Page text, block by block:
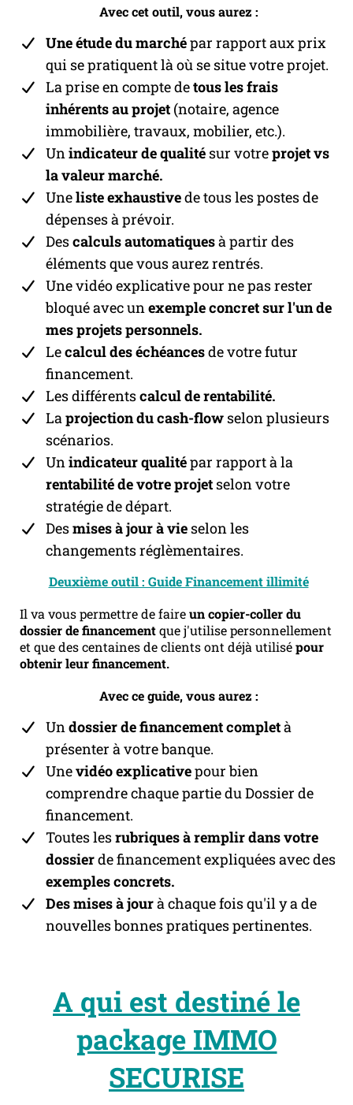
Avec cet outil, vous aurez :
Une étude du marchépar rapport aux prix
qui se pratiquent là où se situe votre projet.
La prise en compte detous les frais
inhérents au projet(notaire, agence
immobilière, travaux, mobilier, etc.).
Unindicateur de qualitésur votreprojet vs
la valeur marché.
Uneliste exhaustivede tous les postes de
dépenses à prévoir.
Descalculs automatiquesà partir des
éléments que vous aurez rentrés.
Une vidéo explicative pour ne pas rester
bloqué avec unexemple concret sur l'un de
mes projets personnels.
Lecalcul des échéancesde votre futur
financement.
Les différentscalcul de rentabilité.
Laprojection du cash-flowselon plusieurs
scénarios.
Unindicateur qualitépar rapport à la
rentabilité de votre projetselon votre
stratégie de départ.
Desmises à jour à vie selon les
changements réglèmentaires.
Deuxième outil : Guide Financement illimité
Il va vous permettre de faireun copier-coller du
dossier de financementque j'utilise personnellement
et que des centaines de clients ont déjà utilisépour
obtenir leur financement.
Avec ce guide, vous aurez :
Undossier de financement completà
présenter à votre banque.
Unevidéo explicativepour bien
comprendre chaque partie du Dossier de
financement.
Toutes lesrubriques à remplir dans votre
dossierde financement expliquées avec des
exemples concrets.
Des mises à jourà chaque fois qu'il y a de
nouvelles bonnes pratiques pertinentes.
A qui est destiné le
package IMMO
SECURISE